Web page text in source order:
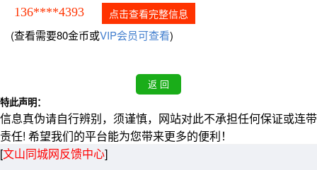
136****4393 点击查看完整信息
(查看需要80金币或VIP会员可查看)
特此声明：
信息真伪请自行辨别，须谨慎，网站对此不承担任何保证或连带
责任! 希望我们的平台能为您带来更多的便利！
[文山同城网反馈中心]